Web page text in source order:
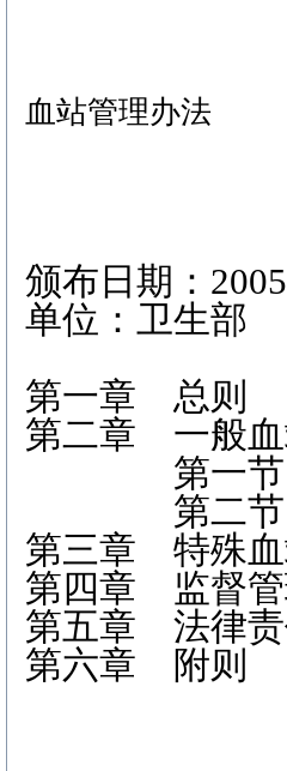
血站管理办法
颁布日期：
单位：卫生部
第一章 总则
第二章 一般血
第一节 设
第二节
第三章 特殊血
第四章 监督
第五章 法律
第六章 附则